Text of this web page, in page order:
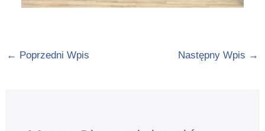
← Poprzedni Wpis Następny Wpis →